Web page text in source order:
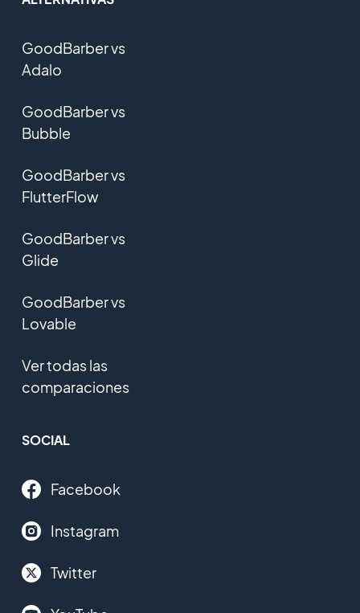
GoodBarber vs
Adalo
GoodBarber vs
Bubble
GoodBarber vs
FlutterFlow
GoodBarber vs
Glide
GoodBarber vs
Lovable
Ver todas las
comparaciones
SOCIAL
Facebook
Instagram
Twitter